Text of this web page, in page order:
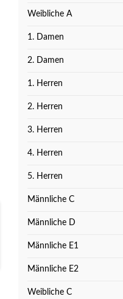
Weibliche A
1. Damen
2. Damen
1. Herren
2. Herren
3. Herren
4. Herren
5. Herren
Männliche C
Männliche D
Männliche E1
Männliche E2
Weibliche C